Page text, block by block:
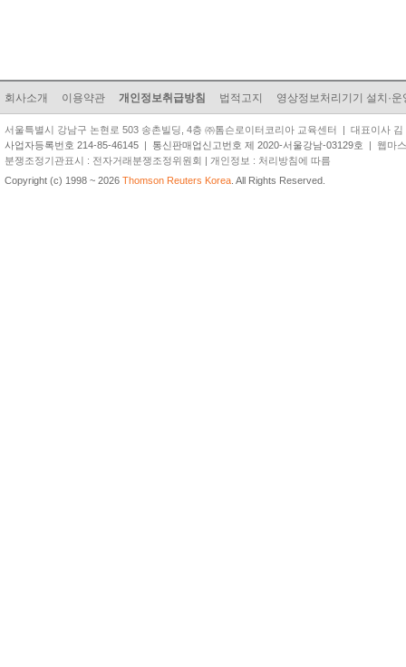
회사소개 이용약관 개인정보취급방침 법적고지 영상정보처리기기 설치·운
서울특별시 강남구 논현로 503 송촌빌딩, 4층 ㈜톰슨로이터코리아 교육센터 | 대표이사
사업자등록번호 214-85-46145 | 통신판매업신고번호 제 2020-서울강남-03129호 | 웹마
분쟁조정기관표시 : 전자거래분쟁조정위원회 | 개인정보 : 처리방침에 따름
Copyright (c) 1998 ~ 2026 Thomson Reuters Korea . All Rights Reserved.